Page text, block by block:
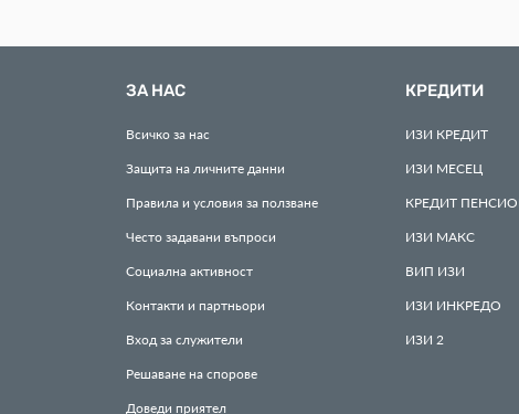
ЗА НАС
Всичко за нас
Защита на личните данни
Правила и условия за ползване
Често задавани въпроси
Социална активност
Контакти и партньори
Вход за служители
Решаване на спорове
Доведи приятел
КРЕДИТИ
ИЗИ КРЕДИТ
ИЗИ МЕСЕЦ
КРЕДИТ
ИЗИ МАКС
ВИП ИЗИ
ИЗИ ИНКРЕДО
ИЗИ 2